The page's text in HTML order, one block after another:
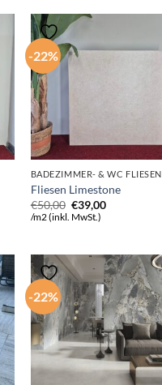
-22%
BADEZIMMER- & WC FLIESEN
Fliesen Limestone
€50,00 Ursprünglicher
Preis
€39,00Aktueller
/m2 (inkl. MwSt.)
-22%